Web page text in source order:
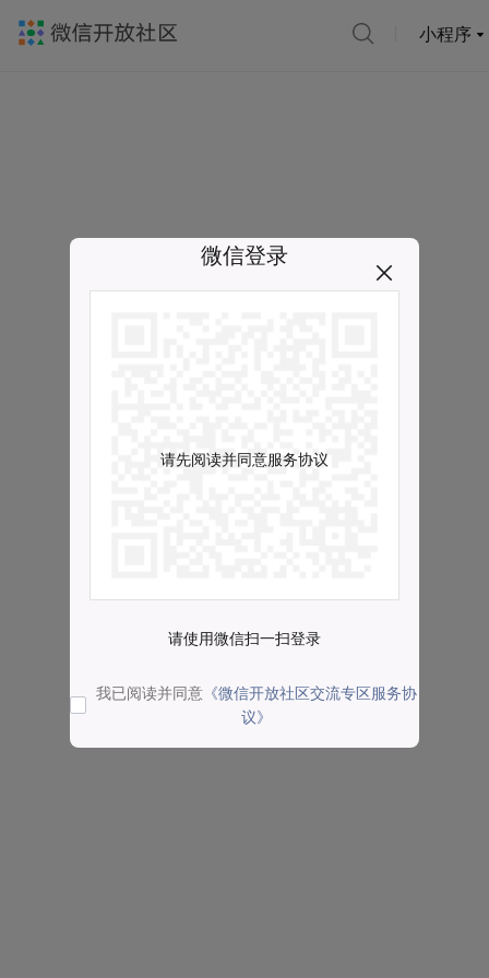
小程序
微信登录
请先阅读并同意服务协议
请使用微信扫一扫登录
我已阅读并同意 《微信开放社区交流专区服务协
议》